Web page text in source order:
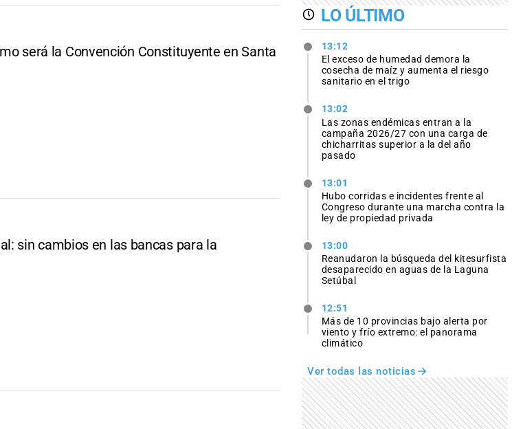
será la Convención Constituyente en Santa
sin cambios en las bancas para la
LO ÚLTIMO
13:12
El exceso de humedad demora la
cosecha de maíz y aumenta el riesgo
sanitario en el trigo
13:02
Las zonas endémicas entran a la
campaña 2026/27 con una carga de
chicharritas superior a la del año
pasado
13:01
Hubo corridas e incidentes frente al
Congreso durante una marcha contra la
ley de propiedad privada
13:00
Reanudaron la búsqueda del kitesurfista
desaparecido en aguas de la Laguna
Setúbal
12:51
Más de 10 provincias bajo alerta por
viento y frío extremo: el panorama
climático
Ver todas las noticias